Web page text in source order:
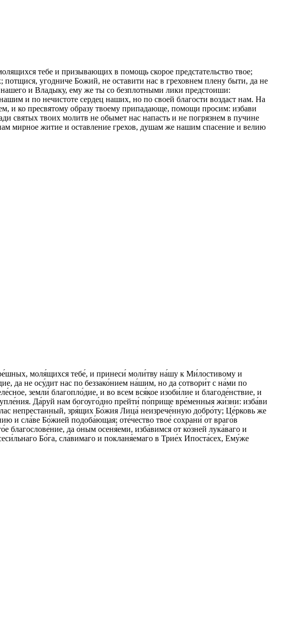
тебе и призывающих в помощь скорое предстательство твое;
угодниче Божий, не оставити нас в греховнем плену быти, да не
и Владыку, ему же ты со безплотными лики предстоиши:
и по нечистоте сердец наших, но по своей благости воздаст нам. На
и ко пресвятому образу твоему припадающе, помощи просим: избави
святых твоих молитв не обымет нас напасть и не погрязнем в пучине
мирное житие и оставление грехов, душам же нашим спасение и велию
моля́щихся тебе́, и принеси́ моли́тву на́шу к Ми́лостивому и
да не осу́дит нас по беззако́нием на́шим, но да сотвори́т с на́ми по
земли́ благопло́дие, и во всем вся́кое изоби́лие и благоде́нствие, и
Да́руй нам богоуго́дно прейти́ по́прище вре́менныя жи́зни: изба́ви
непреста́нный, зря́щих Бо́жия Лица́ неизрече́нную добро́ту; Це́рковь же
и сла́ве Бо́жией подоба́ющая; оте́чество твое́ сохрани́ от враго́в
благослове́ние, да о́ным осеня́еми, изба́вимся от ко́зней лука́ваго и
Бо́га, сла́вимаго и покланя́емаго в Трие́х Ипоста́сех, Ему́же